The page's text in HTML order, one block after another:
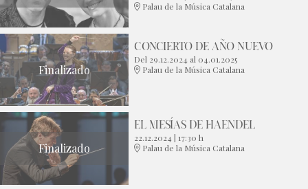
Palau de la Música Catalana
Finalizado
CONCIERTO DE AÑO NUEVO
Del 29.12.2024 al 04.01.2025
Palau de la Música Catalana
Finalizado
EL MESÍAS DE HAENDEL
22.12.2024 | 17:30 h
Palau de la Música Catalana